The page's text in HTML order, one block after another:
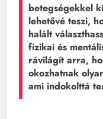
betegségekkel
lehetővé teszi,
halált
fizikai és
rávilágít arra,
okozhatnak
ami indokolttá